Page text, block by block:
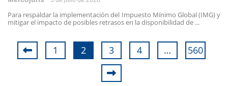
Para respaldar la implementación del Impuesto Mínimo Global (IMG) y
mitigar el impacto de posibles retrasos en la disponibilidad de ...
1 2 3 4 … 560